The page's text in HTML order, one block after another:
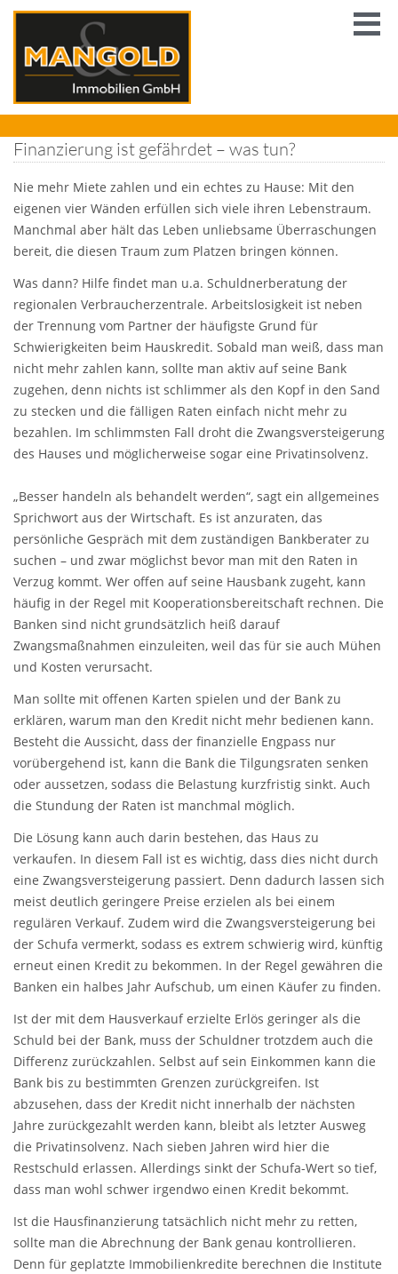
Finanzierung ist gefährdet – was tun?
Nie mehr Miete zahlen und ein echtes zu Hause: Mit den
eigenen vier Wänden erfüllen sich viele ihren Lebenstraum.
Manchmal aber hält das Leben unliebsame Überraschungen
bereit, die diesen Traum zum Platzen bringen können.
Was dann? Hilfe findet man u.a. Schuldnerberatung der
regionalen Verbraucherzentrale. Arbeitslosigkeit ist neben
der Trennung vom Partner der häufigste Grund für
Schwierigkeiten beim Hauskredit. Sobald man weiß, dass man
nicht mehr zahlen kann, sollte man aktiv auf seine Bank
zugehen, denn nichts ist schlimmer als den Kopf in den Sand
zu stecken und die fälligen Raten einfach nicht mehr zu
bezahlen. Im schlimmsten Fall droht die Zwangsversteigerung
des Hauses und möglicherweise sogar eine Privatinsolvenz.
„Besser handeln als behandelt werden“, sagt ein allgemeines
Sprichwort aus der Wirtschaft. Es ist anzuraten, das
persönliche Gespräch mit dem zuständigen Bankberater zu
suchen – und zwar möglichst bevor man mit den Raten in
Verzug kommt. Wer offen auf seine Hausbank zugeht, kann
häufig in der Regel mit Kooperationsbereitschaft rechnen. Die
Banken sind nicht grundsätzlich heiß darauf
Zwangsmaßnahmen einzuleiten, weil das für sie auch Mühen
und Kosten verursacht.
Man sollte mit offenen Karten spielen und der Bank zu
erklären, warum man den Kredit nicht mehr bedienen kann.
Besteht die Aussicht, dass der finanzielle Engpass nur
vorübergehend ist, kann die Bank die Tilgungsraten senken
oder aussetzen, sodass die Belastung kurzfristig sinkt. Auch
die Stundung der Raten ist manchmal möglich.
Die Lösung kann auch darin bestehen, das Haus zu
verkaufen. In diesem Fall ist es wichtig, dass dies nicht durch
eine Zwangsversteigerung passiert. Denn dadurch lassen sich
meist deutlich geringere Preise erzielen als bei einem
regulären Verkauf. Zudem wird die Zwangsversteigerung bei
der Schufa vermerkt, sodass es extrem schwierig wird, künftig
erneut einen Kredit zu bekommen. In der Regel gewähren die
Banken ein halbes Jahr Aufschub, um einen Käufer zu finden.
Ist der mit dem Hausverkauf erzielte Erlös geringer als die
Schuld bei der Bank, muss der Schuldner trotzdem auch die
Differenz zurückzahlen. Selbst auf sein Einkommen kann die
Bank bis zu bestimmten Grenzen zurückgreifen. Ist
abzusehen, dass der Kredit nicht innerhalb der nächsten
Jahre zurückgezahlt werden kann, bleibt als letzter Ausweg
die Privatinsolvenz. Nach sieben Jahren wird hier die
Restschuld erlassen. Allerdings sinkt der Schufa-Wert so tief,
dass man wohl schwer irgendwo einen Kredit bekommt.
Ist die Hausfinanzierung tatsächlich nicht mehr zu retten,
sollte man die Abrechnung der Bank genau kontrollieren.
Denn für geplatzte Immobilienkredite berechnen die Institute